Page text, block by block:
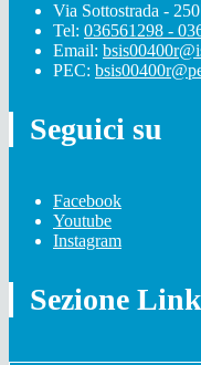
Via Sottostrada -
Tel: 036561298 -
Email:
PEC:
Seguici su
Facebook
Youtube
Instagram
Sezione